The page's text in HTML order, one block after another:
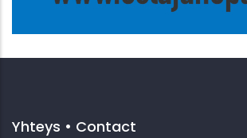
Yhteys • Contact